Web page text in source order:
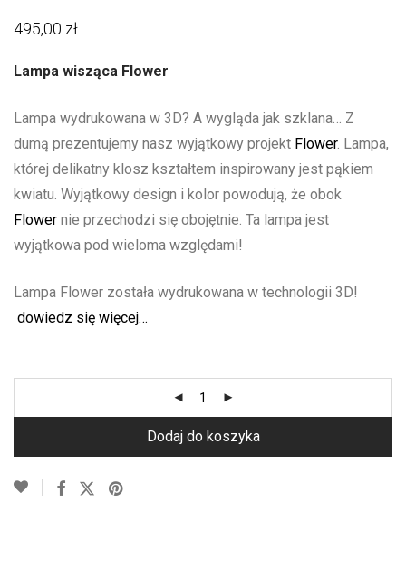
495,00 zł
Lampa wisząca Flower
Lampa wydrukowana w 3D? A wygląda jak szklana… Z
dumą prezentujemy nasz wyjątkowy projekt Flower. Lampa,
której delikatny klosz kształtem inspirowany jest pąkiem
kwiatu. Wyjątkowy design i kolor powodują, że obok
Flower nie przechodzi się obojętnie. Ta lampa jest
wyjątkowa pod wieloma względami!
Lampa Flower została wydrukowana w technologii 3D!
dowiedz się więcej…
Dodaj do koszyka